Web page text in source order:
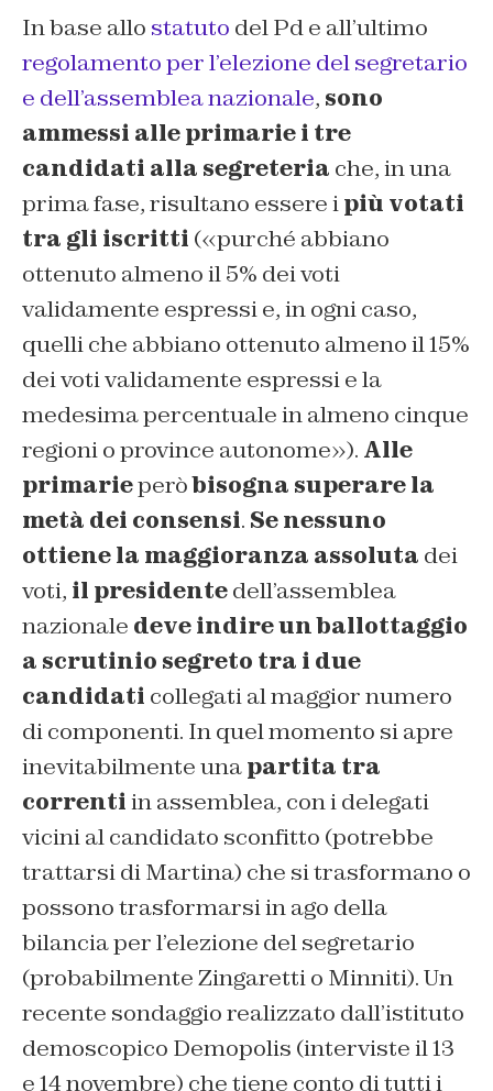
In base allo statuto del Pd e all’ultimo
regolamento per l’elezione del segretario
e dell’assemblea nazionale, sono
ammessi alle primarie i tre
candidati alla segreteria che, in una
prima fase, risultano essere ipiù votati
tra gli iscritti («purché abbiano
ottenuto almeno il 5% dei voti
validamente espressi e, in ogni caso,
quelli che abbiano ottenuto almeno il 15%
dei voti validamente espressi e la
medesima percentuale in almeno cinque
regioni o province autonome»). Alle
primarieperòbisogna superare la
metà dei consensi. Se nessuno
ottiene la maggioranza assoluta dei
voti, il presidentedell’assemblea
nazionale deve indire un ballottaggio
a scrutinio segreto tra i due
candidati collegati al maggior numero
di componenti. In quel momento si apre
inevitabilmente unapartita tra
correntiin assemblea, con i delegati
vicini al candidato sconfitto (potrebbe
trattarsi di Martina) che si trasformano o
possono trasformarsi in ago della
bilancia per l’elezione del segretario
(probabilmente Zingaretti o Minniti). Un
recente sondaggio realizzato dall’istituto
demoscopico Demopolis (interviste il 13
e 14 novembre) che tiene conto di tutti i